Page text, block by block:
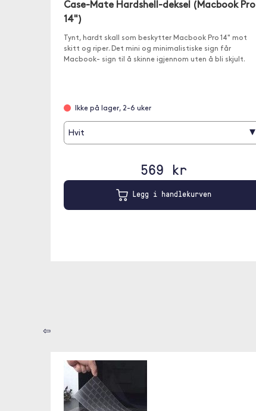
Case-Mate Hardshell-deksel (Macbook Pro
14")
Tynt, hardt skall som beskytter Macbook Pro 14" mot
skitt og riper. Det mini og minimalistiske sign får
Macbook- sign til å skinne igjennom uten å bli skjult.
Ikke på lager, 2-6 uker
Hvit ▾
569 kr
Legg i handlekurven
⇦